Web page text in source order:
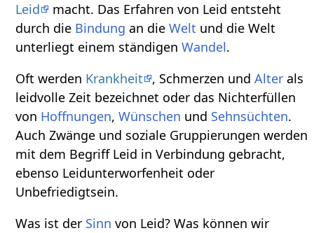
Leid
macht. Das Erfahren von Leid entsteht
durch die Bindung an dieWelt und die Welt
unterliegt einem ständigenWandel.
Oft werden Krankheit , Schmerzen undAlter als
leidvolle Zeit bezeichnet oder das Nichterfüllen
von Hoffnungen,Wünschen und Sehnsüchten.
Auch Zwänge und soziale Gruppierungen werden
mit dem Begriff Leid in Verbindung gebracht,
ebenso Leidunterworfenheit oder
Unbefriedigtsein.
Was ist der Sinn von Leid? Was können wir